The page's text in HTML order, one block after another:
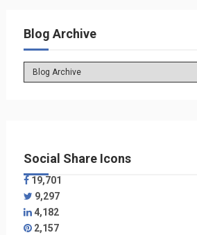
Blog Archive
Social Share Icons
19,701
9,297
4,182
2,157